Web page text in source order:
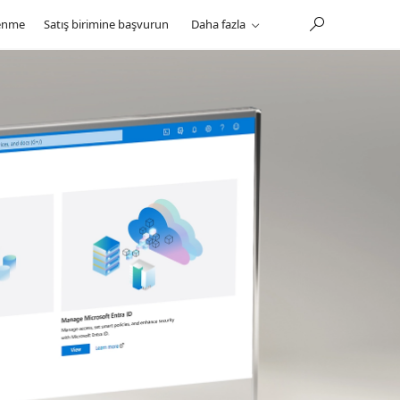
Satış birimine başvurun Daha fazla